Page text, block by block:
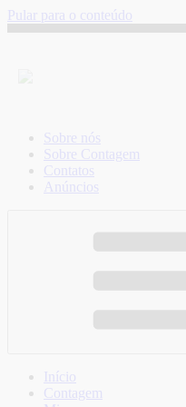
Pular para o conteúdo
Sobre nós
Sobre Contagem
Contatos
Anúncios
Início
Contagem